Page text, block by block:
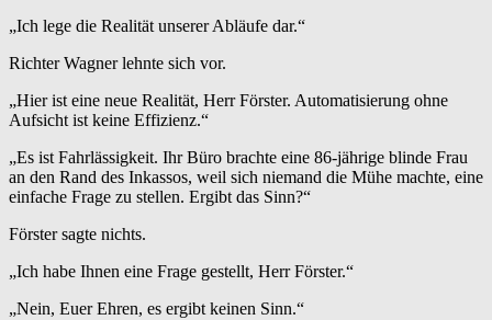
„Ich lege die Realität unserer Abläufe dar.“
Richter Wagner lehnte sich vor.
„Hier ist eine neue Realität, Herr Förster. Automatisierung ohne
Aufsicht ist keine Effizienz.“
„Es ist Fahrlässigkeit. Ihr Büro brachte eine 86-jährige blinde Frau
an den Rand des Inkassos, weil sich niemand die Mühe machte, eine
einfache Frage zu stellen. Ergibt das Sinn?“
Förster sagte nichts.
„Ich habe Ihnen eine Frage gestellt, Herr Förster.“
„Nein, Euer Ehren, es ergibt keinen Sinn.“